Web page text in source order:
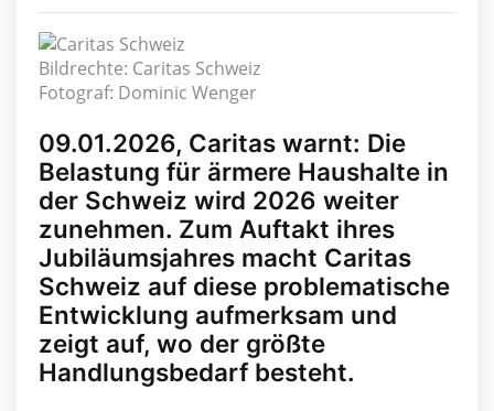
Bildrechte: Caritas Schweiz
Fotograf: Dominic Wenger
09.01.2026, Caritas warnt: Die
Belastung für ärmere Haushalte in
der Schweiz wird 2026 weiter
zunehmen. Zum Auftakt ihres
Jubiläumsjahres macht Caritas
Schweiz auf diese problematische
Entwicklung aufmerksam und
zeigt auf, wo der größte
Handlungsbedarf besteht.